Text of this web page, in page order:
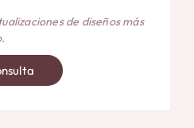
de diseños más